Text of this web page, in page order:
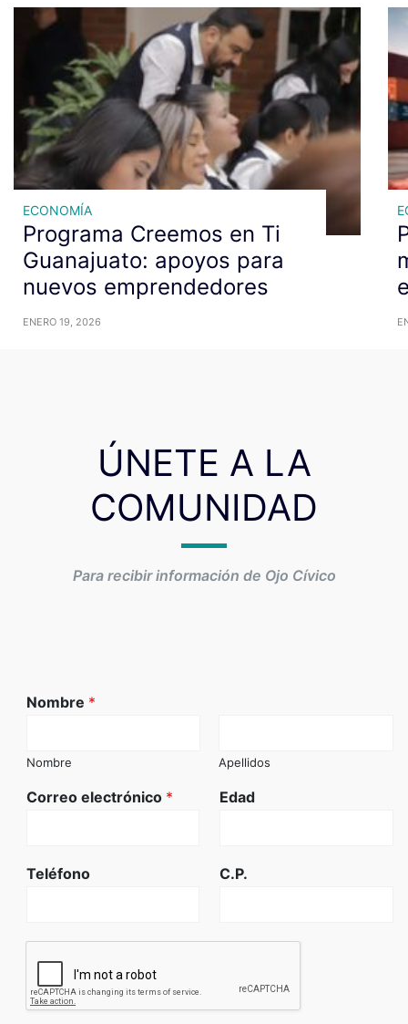
ECONOMÍA
Programa Creemos en Ti
Guanajuato: apoyos para
nuevos emprendedores
ENERO 19, 2026
ÚNETE A LA
COMUNIDAD
Para recibir información de Ojo Cívico
Nombre *
Nombre Apellidos
Correo electrónico * Edad
Teléfono C.P.